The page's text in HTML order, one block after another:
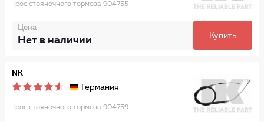
Трос стояночного тормоза 904755
Цена
Нет в наличии Купить
NK
Германия
Трос стояночного тормоза 904759